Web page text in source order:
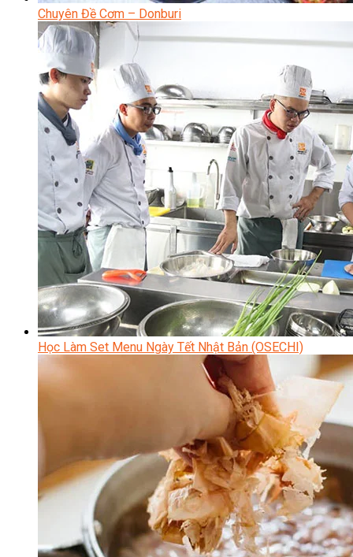
Chuyên Đề Cơm – Donburi
Học Làm Set Menu Ngày Tết Nhật Bản (OSECHI)